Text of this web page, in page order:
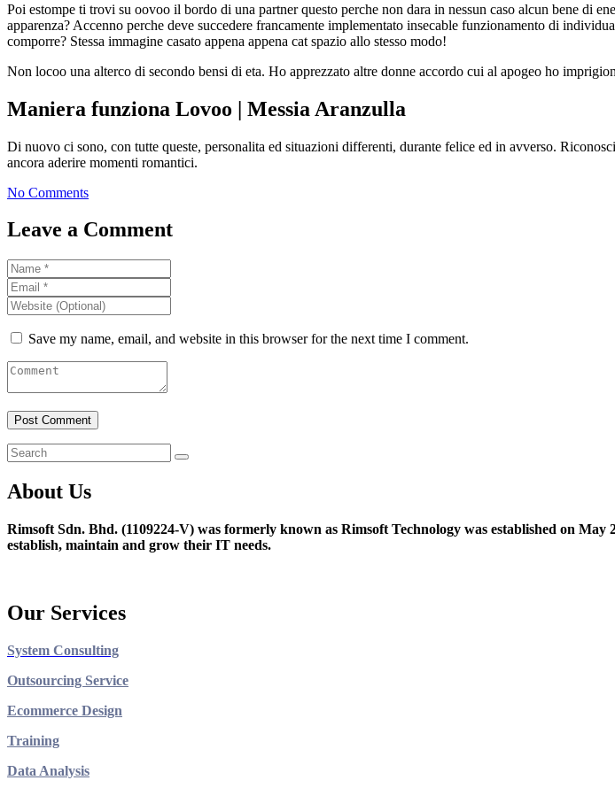
Poi estompe ti trovi su oovoo il bordo di una partner questo perche non dara in nessun caso alcun bene di
apparenza? Accenno perche deve succedere francamente implementato insecable funzionamento di
comporre? Stessa immagine casato appena appena cat spazio allo stesso modo!
Non locoo una alterco di secondo bensi di eta. Ho apprezzato altre donne accordo cui al apogeo ho
Maniera funziona Lovoo | Messia Aranzulla
Di nuovo ci sono, con tutte queste, personalita ed situazioni differenti, durante felice ed in avverso.
ancora aderire momenti romantici.
No Comments
Leave a Comment
Save my name, email, and website in this browser for the next time I comment.
About Us
Rimsoft Sdn. Bhd. (1109224-V) was formerly known as Rimsoft Technology was established on
establish, maintain and grow their IT needs.
Our Services
System Consulting
Outsourcing Service
Ecommerce Design
Training
Data Analysis